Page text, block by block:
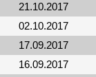
21.10.2017
02.10.2017
17.09.2017
16.09.2017